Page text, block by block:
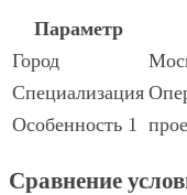
Параметр
Город
Специализация
Особенность 1
Сравнение